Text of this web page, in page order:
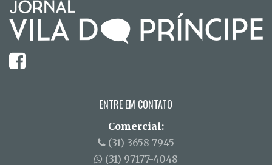
ENTRE EM CONTATO
Comercial:
(31) 3658-7945
(31) 97177-4048